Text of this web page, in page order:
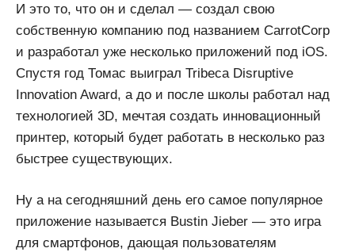
И это то, что он и сделал — создал свою
собственную компанию под названием CarrotCorp
и разработал уже несколько приложений под iOS.
Спустя год Томас выиграл Tribeca Disruptive
Innovation Award, а до и после школы работал над
технологией 3D, мечтая создать инновационный
принтер, который будет работать в несколько раз
быстрее существующих.
Ну а на сегодняшний день его самое популярное
приложение называется Bustin Jieber — это игра
для смартфонов, дающая пользователям